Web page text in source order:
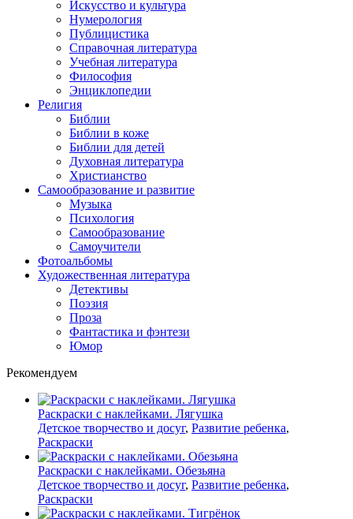
Искусство и культура
Нумерология
Публицистика
Справочная литература
Учебная литература
Философия
Энциклопедии
Религия
Библии
Библии в коже
Библии для детей
Духовная литература
Христианство
Самообразование и развитие
Музыка
Психология
Самообразование
Самоучители
Фотоальбомы
Художественная литература
Детективы
Поэзия
Проза
Фантастика и фэнтези
Юмор
Рекомендуем
Раскраски с наклейками. Лягушка
Детское творчество и досуг, Развитие ребенка,
Раскраски
Раскраски с наклейками. Обезьяна
Детское творчество и досуг, Развитие ребенка,
Раскраски